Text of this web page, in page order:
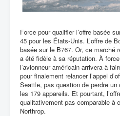
Force pour qualifier l’offre basée
45 pour les États-Unis. L’offre de
basée sur le B767. Or, ce marché
a été fidèle à sa réputation. À
l’avionneur américain arrivera à
pour finalement relancer l’appel
Seattle, pas question de perdre
les 179 appareils. Et pourtant,
qualitativement pas comparable à
Northrop.